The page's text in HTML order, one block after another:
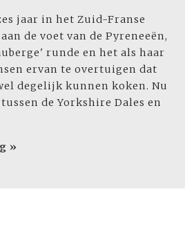
jaar in het Zuid-Franse
de voet van de Pyreneeën,
runde en het als haar
ervan te overtuigen dat
degelijk kunnen koken. Nu
de Yorkshire Dales en
»